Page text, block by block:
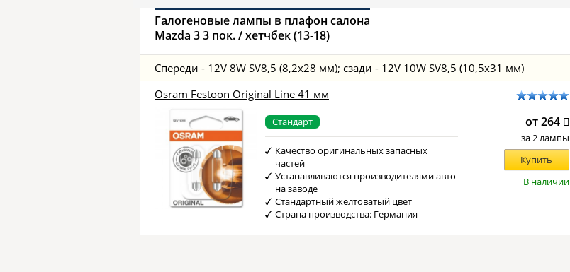
Галогеновые лампы в плафон салона
Mazda 3 3 пок. / хетчбек (13-18)
Спереди - 12V 8W SV8,5 (8,2x28 мм); сзади - 12V 10W SV8,5 (10,5x31 мм)
Osram Festoon Original Line 41 мм
Стандарт
Качество оригинальных запасных
частей
Устанавливаются производителями авто
на заводе
Стандартный желтоватый цвет
Страна производства: Германия
от 264
за 2 лампы
Купить
В наличии